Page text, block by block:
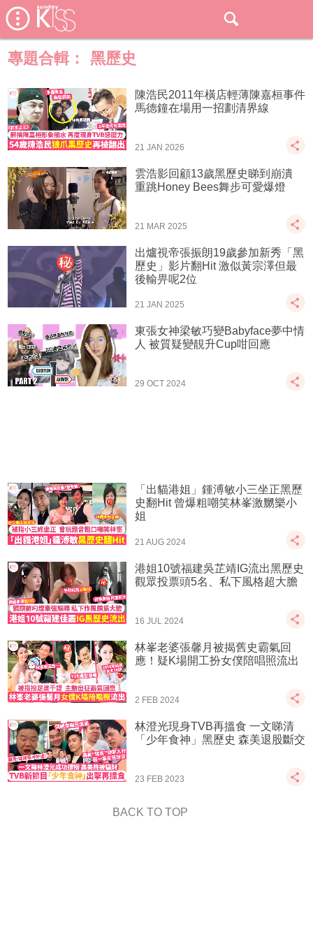
專題合輯： 黑歷史
陳浩民2011年橫店輕薄陳嘉桓事件
馬德鐘在場用一招劃清界線
21 JAN 2026
雲浩影回顧13歲黑歷史睇到崩潰
重跳Honey Bees舞步可愛爆燈
21 MAR 2025
出爐視帝張振朗19歲參加新秀「黑
歷史」影片翻Hit 激似黃宗澤但最
後輸畀呢2位
21 JAN 2025
東張女神梁敏巧變Babyface夢中情
人 被質疑變靚升Cup咁回應
29 OCT 2024
「出貓港姐」鍾溥敏小三坐正黑歷
史翻Hit 曾爆粗嘲笑林峯激嬲樂小
姐
21 AUG 2024
港姐10號福建吳芷靖IG流出黑歷史
觀眾投票頭5名、私下風格超大膽
16 JUL 2024
林峯老婆張馨月被揭舊史霸氣回
應！疑K場開工扮女僕陪唱照流出
2 FEB 2024
林澄光現身TVB再搵食 一文睇清
「少年食神」黑歷史 森美退股斷交
23 FEB 2023
BACK TO TOP